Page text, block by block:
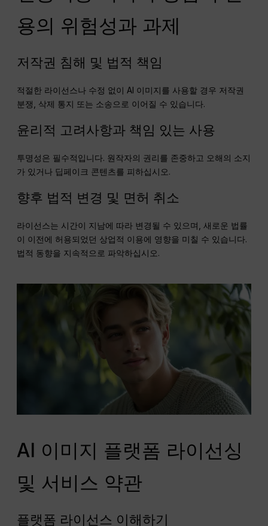
용의 위험성과 과제
저작권 침해 및 법적 책임
적절한 라이선스나 수정 없이 AI 이미지를 사용할 경우 저작권
분쟁, 삭제 통지 또는 소송으로 이어질 수 있습니다.
윤리적 고려사항과 책임 있는 사용
투명성은 필수적입니다. 원작자의 권리를 존중하고 오해의 소지
가 있거나 딥페이크 콘텐츠를 피하십시오.
향후 법적 변경 및 면허 취소
라이선스는 시간이 지남에 따라 변경될 수 있으며, 새로운 법률
이 이전에 허용되었던 상업적 이용에 영향을 미칠 수 있습니다.
법적 동향을 지속적으로 파악하십시오.
AI 이미지 플랫폼 라이선싱
및 서비스 약관
플랫폼 라이선스 이해하기